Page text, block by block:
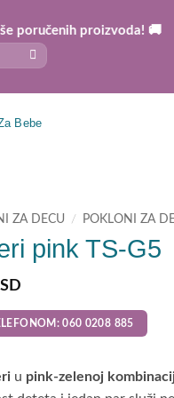
proizvoda! 🚚
Bebe
ZA DECU / POKLONI ZA
pink TS-G5
060 0208 885
u pink-zelenoj